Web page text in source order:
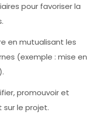
pour favoriser la
en mutualisant les
(exemple : mise en
promouvoir et
le projet.